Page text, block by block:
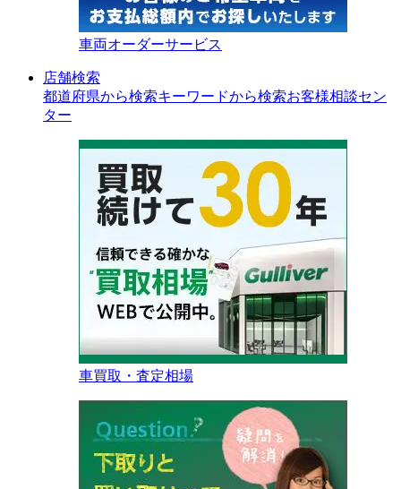
車両オーダーサービス
店舗検索
都道府県から検索キーワードから検索お客様相談セン
ター
車買取・査定相場